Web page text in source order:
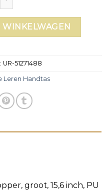
UR-51271488
Leren Handtas
groot, 15,6 inch, PU